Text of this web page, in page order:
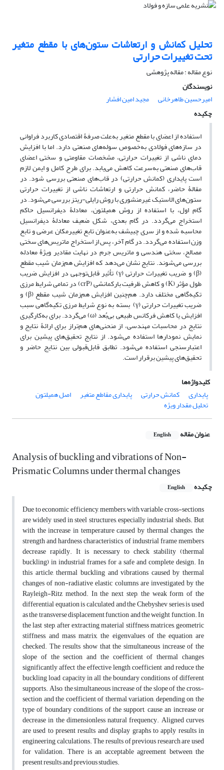
تحلیل کمانش و ارتعاشات ستون‌های با مقطع متغیر
تحت تغییرات حرارتی
نوع مقاله : مقاله پژوهشی
نویسندگان
امیرحسین طاهرخانی
مجید امین افشار
چکیده
استفاده از اعضای با مقطع متغیر به‌علت صرفۀ اقتصادی کاربرد فراوانی
در سازه‌های فولادی به‌خصوص سوله‌های صنعتی دارد. اما با افزایش
دمای ناشی از تغییرات حرارتی، مشخصات مقاومتی و سختی اعضای
قاب‌های صنعتی به‌سرعت کاهش می‌یابد. برای طرح کامل و ایمن لازم
است پایداری (کمانش حرارتی) در قاب‌های صنعتی بررسی شود. در
مقالۀ حاضر، کمانش حرارتی و ارتعاشات ناشی از تغییرات حرارتی
ستون‌های الاستیک غیرمنشوری با روش رایلی-ریتز بررسی می‌شود. در
گام اول، با استفاده از روش همیلتون، معادلۀ دیفرانسیل حاکم
استخراج می‌گردد. در گام بعدی، شکل ضعیف معادلۀ دیفرانسیل
محاسبه شده و از سری چبیشف به‌عنوان تابع تغییرمکان عرضی و تابع
وزن استفاده می‌گردد. در گام آخر، پس از استخراج ماتریس‌های سختی
مصالح، سختی هندسی و ماتریس جرم در نهایت مقادیر ویژۀ معادله
بررسی می‌شوند. نتایج نشان می‌دهد که افزایش هم‌زمان شیب مقطع
(
β) و ضریب تغییرات حرارتی (γ) تأثیر قابل‌توجهی در افزایش ضریب
طول مؤثر (K) و کاهش ظرفیت بارکمانشی (P
cr) در تمامی شرایط مرزی
تکیه‌گاهی مختلف دارد. هم‌چنین افزایش همزمان شیب مقطع (β) و
ضریب تغییرات حرارتی (γ) بسته به نوع شرایط مرزی تکیه‌گاهی سبب
افزایش یا کاهش فرکانس طبیعی بی‌بُعد (ω) میگردد. برای به‌کارگیری
نتایج در محاسبات مهندسی، از منحنیهای هم‌تراز برای ارائۀ نتایج و
نمایش نمودارها استفاده میشود. از نتایج تحقیقهای پیشین برای
اعتبارسنجی استفاده میشود. تطابق قابل‌قبولی بین نتایج حاضر و
تحقیقهای پیشین برقرار است.
کلیدواژه‌ها
پایداری
کمانش حرارتی پایداری مقاطع متغیر اصل همیلتون
تحلیل مقدار ویژه
عنوان مقاله English
Analysis of buckling and vibrations of Non-
Prismatic Columns under thermal changes
چکیده English
Due to economic efficiency, members with variable cross-sections
are widely used in steel structures, especially industrial sheds. But
with the increase in temperature caused by thermal changes, the
strength and hardness characteristics of industrial frame members
decrease rapidly. It is necessary to check stability (thermal
buckling) in industrial frames for a safe and complete design. In
this article, thermal buckling and vibrations caused by thermal
changes of non-radiative elastic columns are investigated by the
Rayleigh-Ritz method. In the next step, the weak form of the
differential equation is calculated and the Chebyshev series is used
as the transverse displacement function and the weight function. In
the last step, after extracting material stiffness matrices, geometric
stiffness, and mass matrix, the eigenvalues of the equation are
checked. The results show that the simultaneous increase of the
slope of the section and the coefficient of thermal changes
significantly affect the effective length coefficient and reduce the
buckling load capacity in all the boundary conditions of different
supports. Also, the simultaneous increase of the slope of the cross-
section and the coefficient of thermal variation, depending on the
type of boundary conditions of the support, cause an increase or
decrease in the dimensionless natural frequency. Aligned curves
are used to present results and display graphs to apply results in
engineering calculations. The results of previous research are used
for validation. There is an acceptable agreement between the
present results and previous studies.